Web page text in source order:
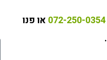
או פנו
.